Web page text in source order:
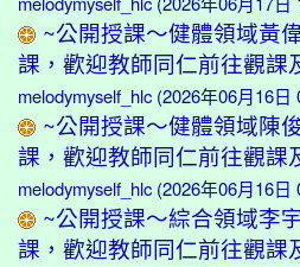
~公開授課～健體領域黃
課，歡迎教師同仁前往觀課
melodymyself_hlc (2026年06月16日
~公開授課～健體領域陳
課，歡迎教師同仁前往觀課
melodymyself_hlc (2026年06月16日
~公開授課～綜合領域李
課，歡迎教師同仁前往觀課